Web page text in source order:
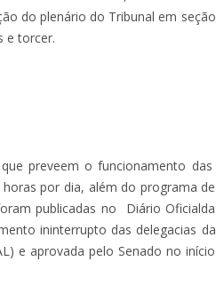
do plenário do Tribunal em seção
e torcer.
preveem o funcionamento das
por dia, além do programa de
publicadas no Diário Oficialda
ininterrupto das delegacias da
e aprovada pelo Senado no início